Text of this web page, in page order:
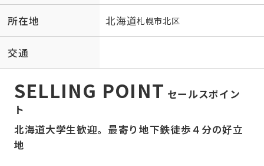
所在地 北海道札幌市北区
交通
SELLING POINT セールスポイン
ト
北海道大学生歓迎。最寄り地下鉄徒歩４分の好立
地